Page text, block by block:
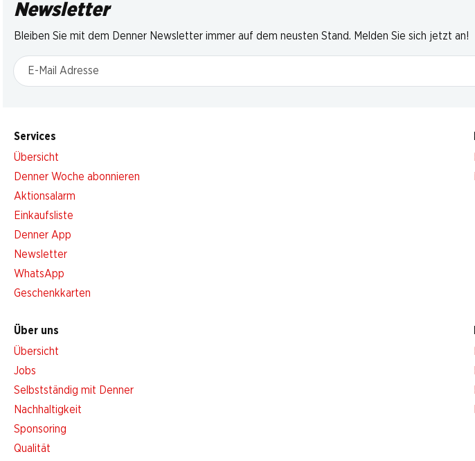
Newsletter
Bleiben Sie mit dem Denner Newsletter immer auf dem neusten Stand. Melden Sie sich jetzt an!
E-Mail Adresse
Services
Übersicht
Denner Woche abonnieren
Aktionsalarm
Einkaufsliste
Denner App
Newsletter
WhatsApp
Geschenkkarten
Über uns
Übersicht
Jobs
Selbstständig mit Denner
Nachhaltigkeit
Sponsoring
Qualität